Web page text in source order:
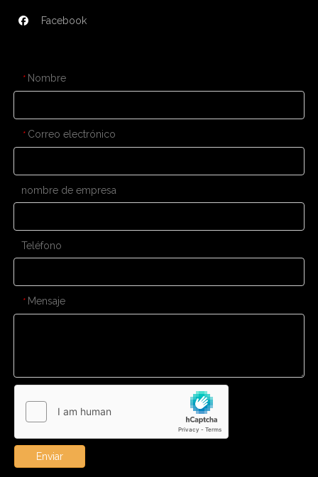
Facebook
* Nombre
* Correo electrónico
nombre de empresa
Teléfono
* Mensaje
Enviar